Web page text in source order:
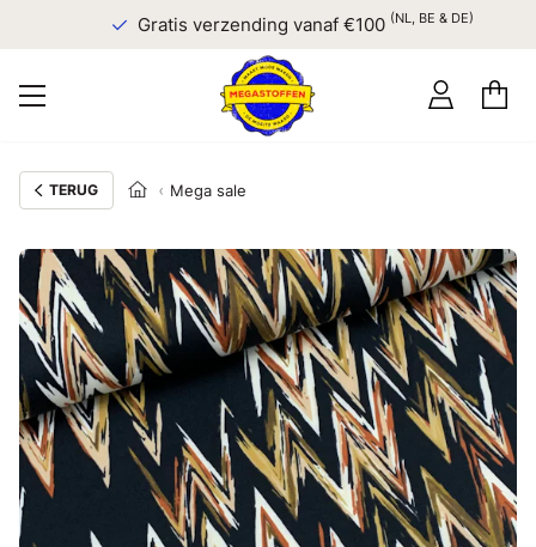
Gratis verzending vanaf €100(NL, BE & DE)
TERUG Mega sale